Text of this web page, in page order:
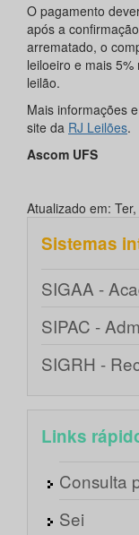
O pagamento
após a
arrematado, o
leiloeiro e mais
leilão.
Mais informações
site da RJ Leilões.
Ascom UFS
Atualizado em:
Sistemas
SIGAA -
SIPAC -
SIGRH -
Links
Consulta
Sei